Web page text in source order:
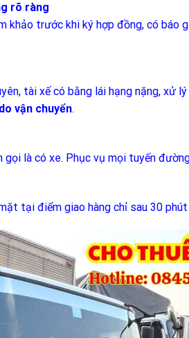
rõ ràng
khảo trước khi ký hợp đồng, có báo
tài xế có bằng lái hạng nặng, xử
vận chuyển.
gọi là có xe. Phục vụ mọi tuyến
tại điểm giao hàng chỉ sau 30